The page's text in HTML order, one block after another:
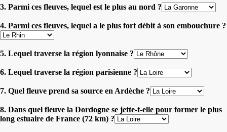
3. Parmi ces fleuves, lequel est le plus au nord ?
4. Parmi ces fleuves, lequel a le plus fort débit à son embouchure ?
5. Lequel traverse la région lyonnaise ?
6. Lequel traverse la région parisienne ?
7. Quel fleuve prend sa source en Ardèche ?
8. Dans quel fleuve la Dordogne se jette-t-elle pour former le plus
long estuaire de France (72 km) ?